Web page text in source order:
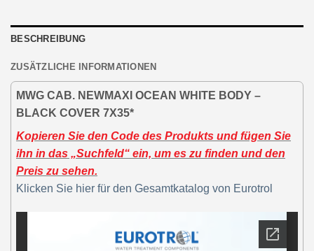
BESCHREIBUNG
ZUSÄTZLICHE INFORMATIONEN
MWG CAB. NEWMAXI OCEAN WHITE BODY –
BLACK COVER 7X35*
Kopieren Sie den Code des Produkts und fügen Sie
ihn in das „Suchfeld“ ein, um es zu finden und den
Preis zu sehen.
Klicken Sie hier für den Gesamtkatalog von Eurotrol